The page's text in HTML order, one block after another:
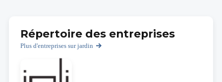
Répertoire des entreprises
Plus d'entreprises sur jardin